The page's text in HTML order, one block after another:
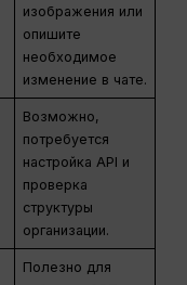
изображения или
опишите
необходимое
изменение в чате.
Возможно,
потребуется
настройка API и
проверка
структуры
организации.
Полезно для